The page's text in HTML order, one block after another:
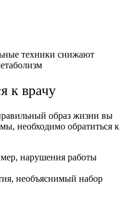
техники снижают
к врачу
образ жизни вы
необходимо обратиться к
нарушения работы
необъяснимый набор